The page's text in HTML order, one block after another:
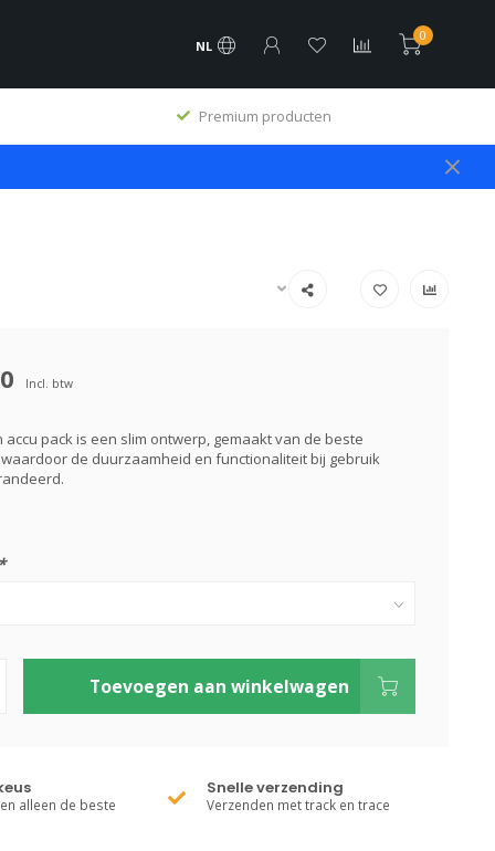
NL
0
Premium producten
Incl. btw
accu pack is een slim ontwerp, gemaakt van de beste
de duurzaamheid en functionaliteit bij gebruik
*
Toevoegen aan winkelwagen
alleen de beste
Snelle verzending
Verzenden met track en trace